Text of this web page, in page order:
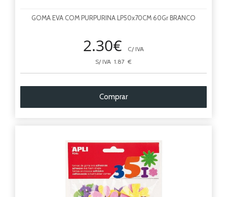
GOMA EVA COM PURPURINA LP50x70CM 60Gr BRANCO
2.30€
C/ IVA
S/ IVA 1.87 €
Comprar